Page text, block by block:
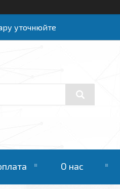
уточнюйте
О нас